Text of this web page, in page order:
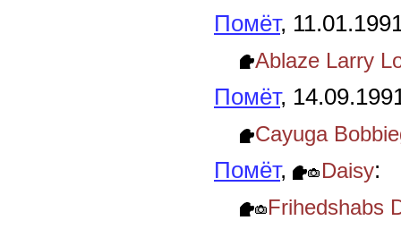
Помёт,
Ablaze Larry
Помёт,
Cayuga
Помёт, Daisy:
Frihedshabs